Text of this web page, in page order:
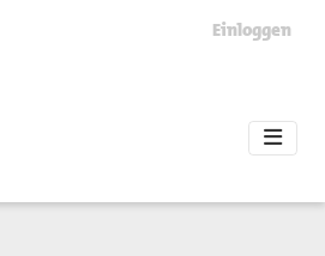
Einloggen